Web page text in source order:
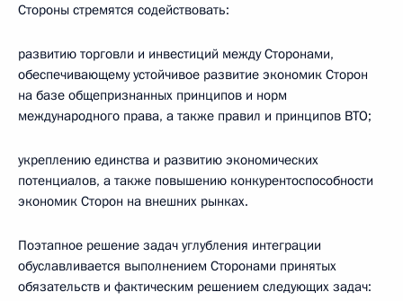
Стороны стремятся содействовать:
развитию торговли и инвестиций между Сторонами,
обеспечивающему устойчивое развитие экономик Сторон
на базе общепризнанных принципов и норм
международного права, а также правил и принципов ВТО;
укреплению единства и развитию экономических
потенциалов, а также повышению конкурентоспособности
экономик Сторон на внешних рынках.
Поэтапное решение задач углубления интеграции
обуславливается выполнением Сторонами принятых
обязательств и фактическим решением следующих задач: